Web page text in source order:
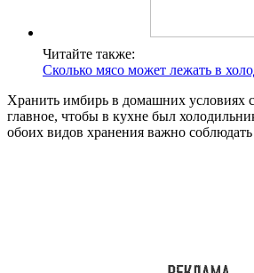
Читайте также:
Сколько мясо может лежать в
Хранить имбирь в домашних условиях
главное, чтобы в кухне был
обоих видов хранения важно